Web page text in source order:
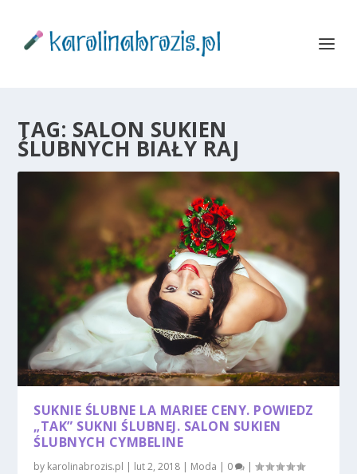
TAG: SALON SUKIEN
ŚLUBNYCH BIAŁY RAJ
SUKNIE ŚLUBNE LA MARIEE CENY. POWIEDZ
„TAK” SUKNI ŚLUBNEJ. SALON SUKIEN
ŚLUBNYCH CYMBELINE
by karolinabrozis.pl | lut 2, 2018 | Moda | 0 |